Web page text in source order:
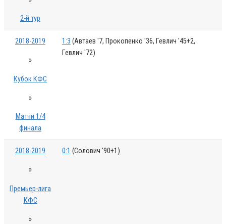
2-й тур
2018-2019
»
Кубок КФС
»
Матчи 1/4
финала
1:3 (Автаев '7, Прокопенко '36, Гевлич '45+2,
Гевлич '72)
2018-2019
»
Премьер-лига
КФС
»
0:1 (Солович '90+1)